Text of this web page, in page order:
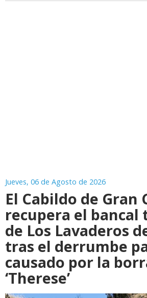
Jueves, 06 de Agosto de 2026
El Cabildo de Gran
recupera el bancal
de Los Lavaderos
tras el derrumbe
causado por la
‘Therese’